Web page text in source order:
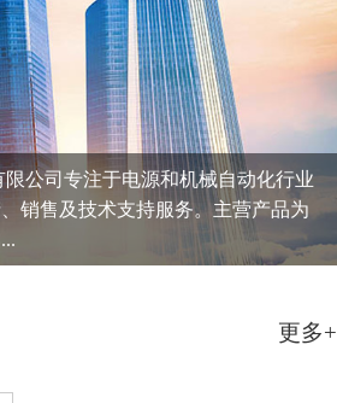
公司专注于电源和机械自动化行业
销售及技术支持服务。主营产品为
更多+